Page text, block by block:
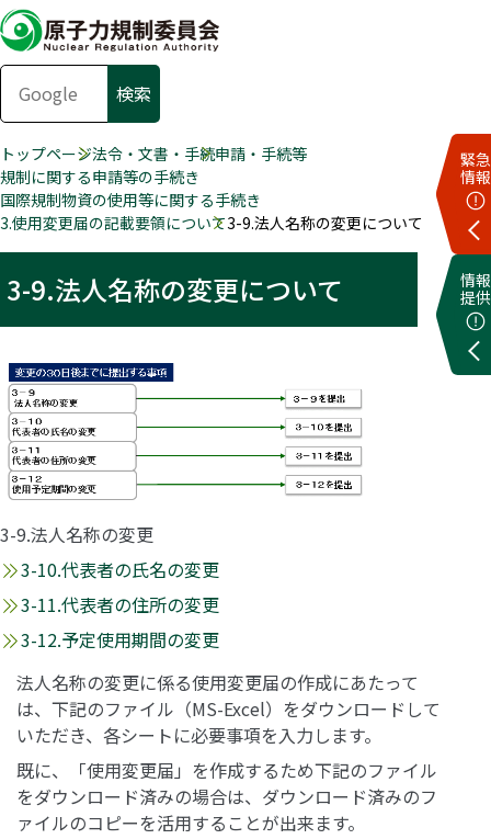
緊急
情報
情報
提供
トップページ法令・文書・手続申請・手続等
規制に関する申請等の手続き
国際規制物資の使用等に関する手続き
3.使用変更届の記載要領について3-9.法人名称の変更について
3-9.法人名称の変更について
3-9.法人名称の変更
3-10.代表者の氏名の変更
3-11.代表者の住所の変更
3-12.予定使用期間の変更
法人名称の変更に係る使用変更届の作成にあたって
は、下記のファイル（MS-Excel）をダウンロードして
いただき、各シートに必要事項を入力します。
既に、「使用変更届」を作成するため下記のファイル
をダウンロード済みの場合は、ダウンロード済みのフ
ァイルのコピーを活用することが出来ます。